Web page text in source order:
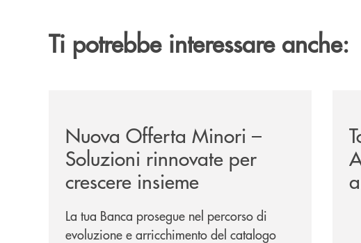
Ti potrebbe interessare anche:
Nuova Offerta Minori –
Soluzioni rinnovate per
crescere insieme
La tua Banca prosegue nel percorso di
evoluzione e arricchimento del catalogo